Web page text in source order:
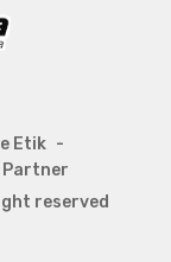
Etik
Partner
reserved